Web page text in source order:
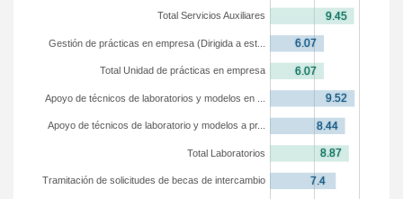
Tramitación de solicitudes de becas de intercambio
Total Laboratorios
Apoyo de técnicos de laboratorio y modelos a pr...
Apoyo de técnicos de laboratorios y modelos en ...
Total Unidad de prácticas en empresa
Gestión de prácticas en empresa (Dirigida a est...
Total Servicios Auxiliares